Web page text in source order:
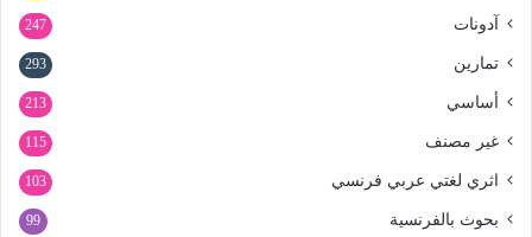
آدونات 247
تمارين 293
أساسي 213
غير مصنف 115
اثري لغتي عربي فرنسي 103
بحوث بالفرنسية 99